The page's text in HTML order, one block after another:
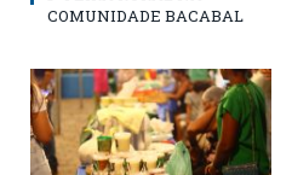
COMUNIDADE BACABAL